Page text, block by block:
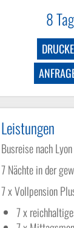
8
Leistungen
Busreise nach
7 Nächte in der
7 x Vollpension
7 x